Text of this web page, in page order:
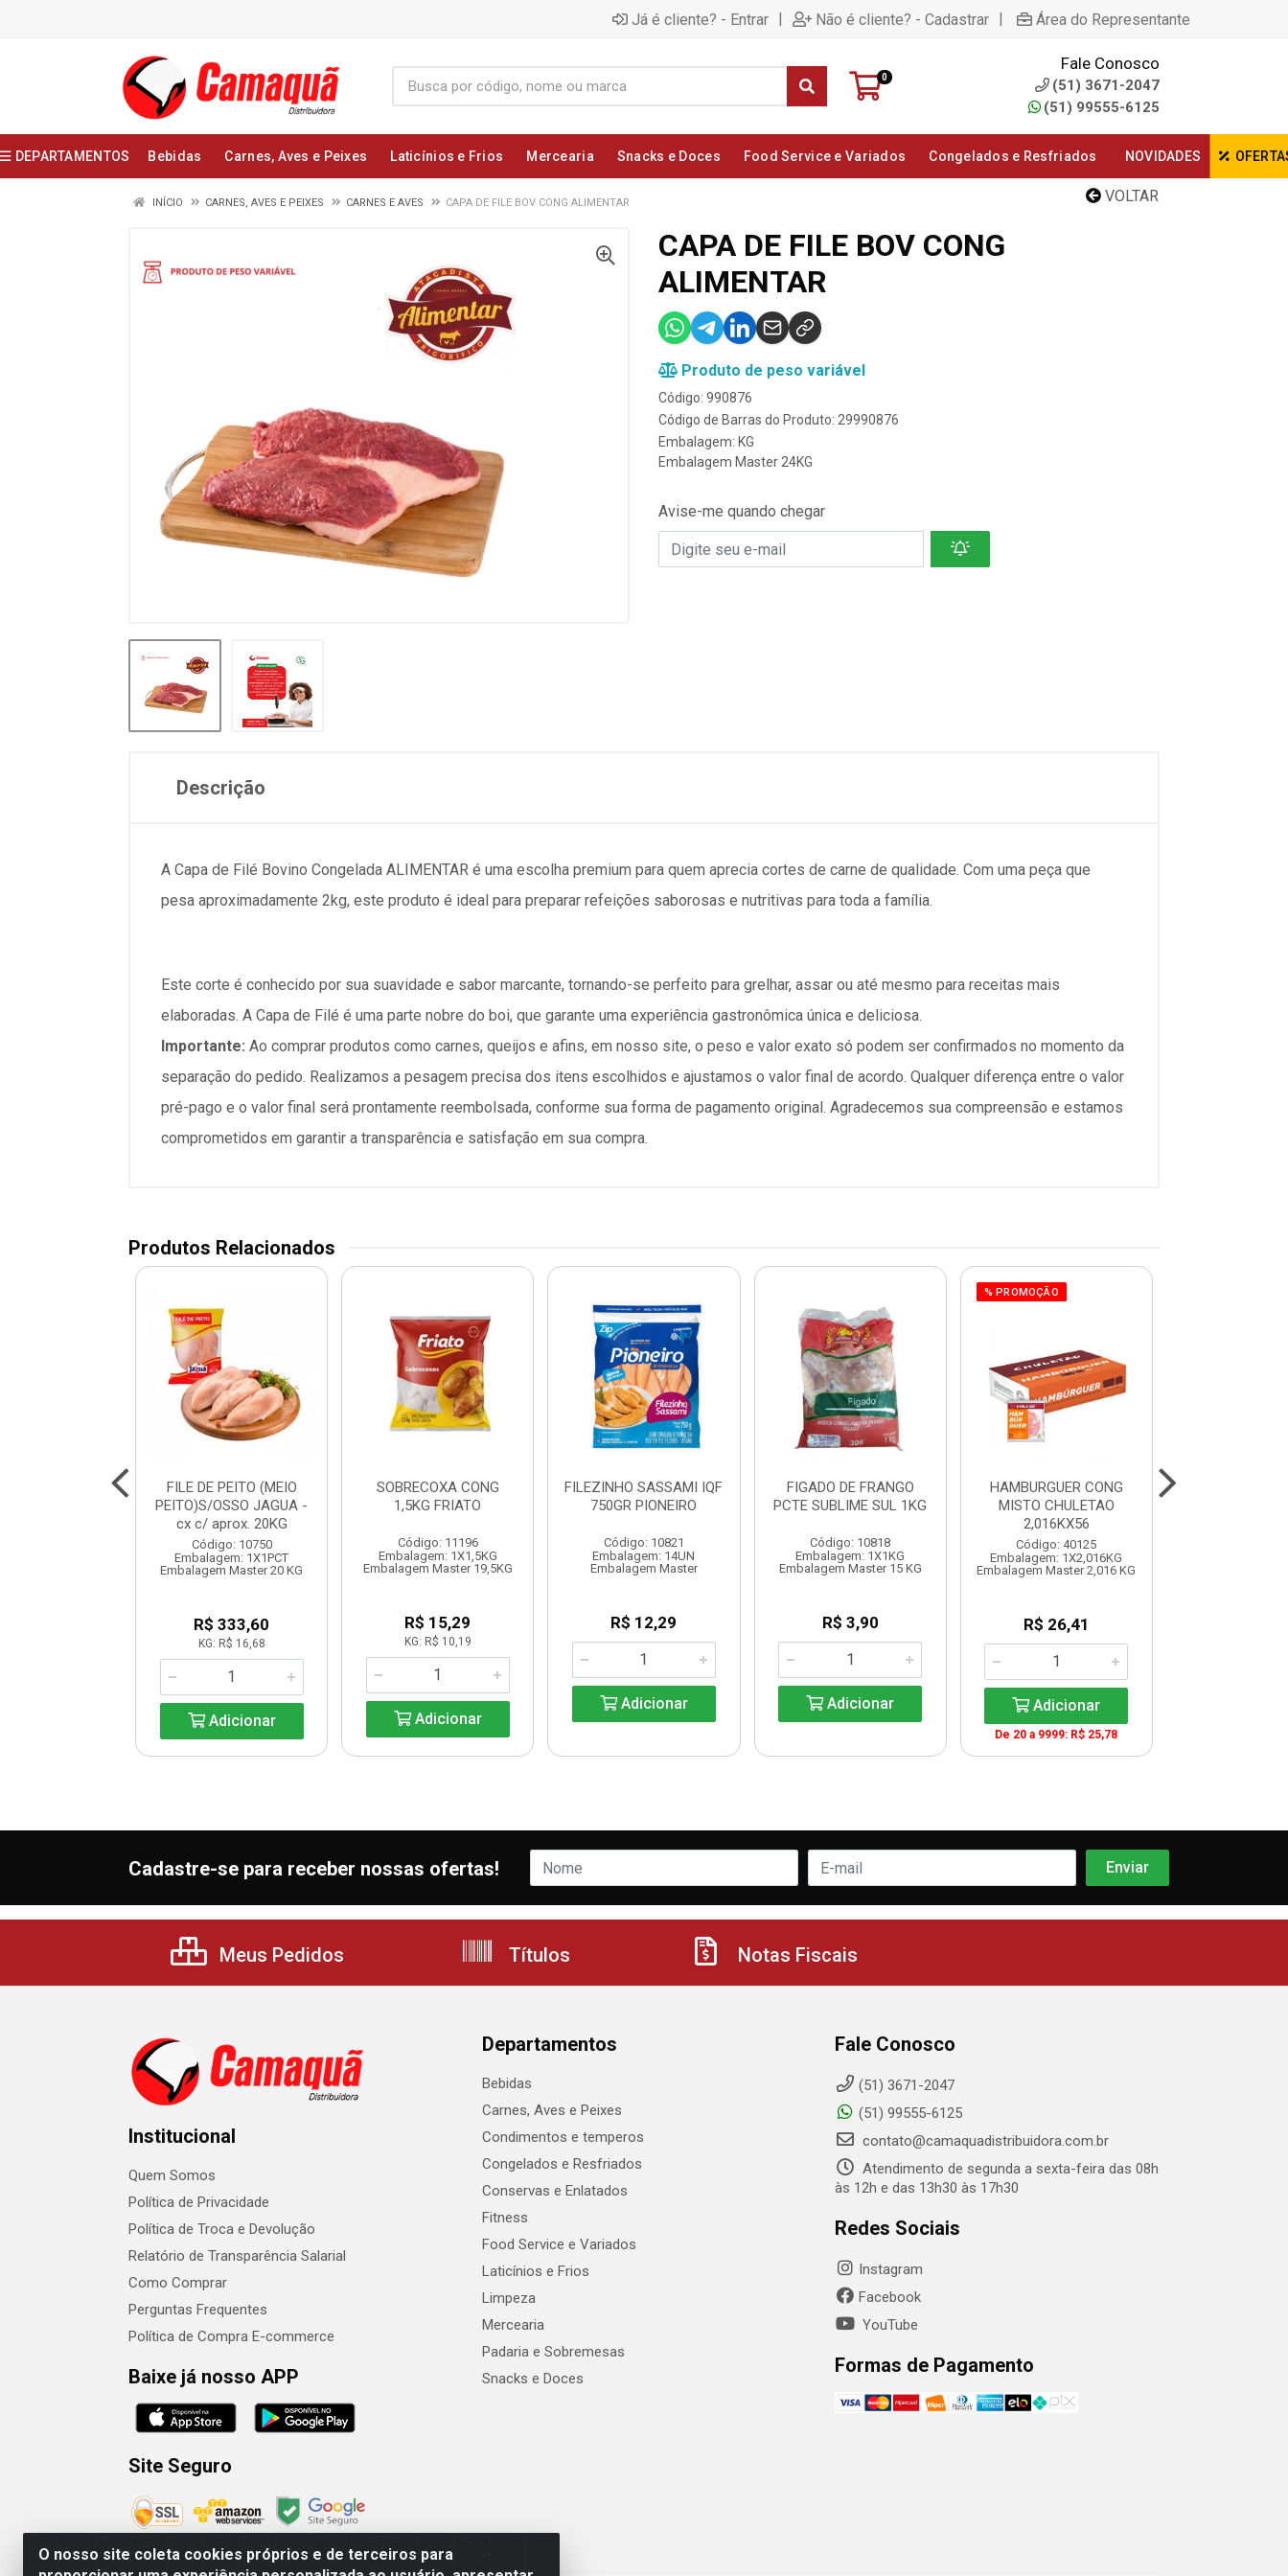
Já é cliente? - Entrar | Não é cliente? - Cadastrar | Área do Representante
0
Fale Conosco
(51) 3671-2047
(51) 99555-6125
DEPARTAMENTOS Bebidas Carnes, Aves e Peixes Laticínios e Frios Mercearia Snacks e Doces Food Service e Variados Congelados e Resfriados NOVIDADES
VOLTAR
INÍCIO CARNES, AVES E PEIXES CARNES E AVES CAPA DE FILE BOV CONG ALIMENTAR
CAPA DE FILE BOV CONG
ALIMENTAR
Produto de peso variável
Código: 990876
Código de Barras do Produto: 29990876
Embalagem: KG
Embalagem Master 24KG
Avise-me quando chegar
Descrição
A Capa de Filé Bovino Congelada ALIMENTAR é uma escolha premium para quem aprecia cortes de carne de qualidade. Com uma peça que
pesa aproximadamente 2kg, este produto é ideal para preparar refeições saborosas e nutritivas para toda a família.
Este corte é conhecido por sua suavidade e sabor marcante, tornando-se perfeito para grelhar, assar ou até mesmo para receitas mais
elaboradas. A Capa de Filé é uma parte nobre do boi, que garante uma experiência gastronômica única e deliciosa.
Importante: Ao comprar produtos como carnes, queijos e afins, em nosso site, o peso e valor exato só podem ser confirmados no momento da
separação do pedido. Realizamos a pesagem precisa dos itens escolhidos e ajustamos o valor final de acordo. Qualquer diferença entre o valor
pré-pago e o valor final será prontamente reembolsada, conforme sua forma de pagamento original. Agradecemos sua compreensão e estamos
comprometidos em garantir a transparência e satisfação em sua compra.
Produtos Relacionados
FILE DE PEITO (MEIO
PEITO)S/OSSO JAGUA -
cx c/ aprox. 20KG
Código: 10750
Embalagem: 1X1PCT
Embalagem Master 20 KG
R$ 333,60
KG: R$ 16,68
Adicionar
SOBRECOXA CONG
1,5KG FRIATO
Código: 11196
Embalagem: 1X1,5KG
Embalagem Master 19,5KG
R$ 15,29
KG: R$ 10,19
Adicionar
FILEZINHO SASSAMI IQF
750GR PIONEIRO
Código: 10821
Embalagem: 14UN
Embalagem Master
R$ 12,29
Adicionar
FIGADO DE FRANGO
PCTE SUBLIME SUL 1KG
Código: 10818
Embalagem: 1X1KG
Embalagem Master 15 KG
R$ 3,90
Adicionar
% PROMOÇÃO
HAMBURGUER CONG
MISTO CHULETAO
2,016KX56
Código: 40125
Embalagem: 1X2,016KG
Embalagem Master 2,016 KG
R$ 26,41
Adicionar
De 20 a 9999: R$ 25,78
O nosso site coleta cookies próprios e de terceiros para
Cadastre-se para receber nossas ofertas!
Meus Pedidos Títulos Notas Fiscais
Institucional
Quem Somos
Política de Privacidade
Política de Troca e Devolução
Relatório de Transparência Salarial
Como Comprar
Perguntas Frequentes
Política de Compra E-commerce
Baixe já nosso APP
Site Seguro
Departamentos
Bebidas
Carnes, Aves e Peixes
Condimentos e temperos
Congelados e Resfriados
Conservas e Enlatados
Fitness
Food Service e Variados
Laticínios e Frios
Limpeza
Mercearia
Padaria e Sobremesas
Snacks e Doces
Fale Conosco
(51) 3671-2047
(51) 99555-6125
contato@camaquadistribuidora.com.br
Atendimento de segunda a sexta-feira das 08h
às 12h e das 13h30 às 17h30
Redes Sociais
Instagram
Facebook
YouTube
Formas de Pagamento